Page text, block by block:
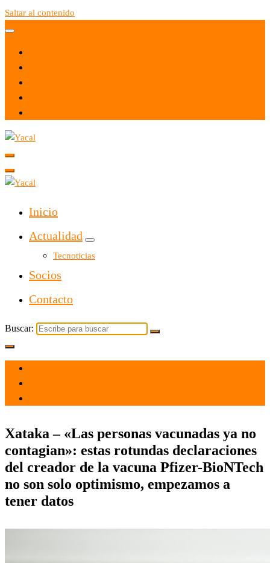
Saltar al contenido
Yacal micro hosting
Inicio
Actualidad
Tecnoticias
Socios
Contacto
Buscar:
Xataka – «Las personas vacunadas ya no
contagian»: estas rotundas declaraciones
del creador de la vacuna Pfizer-BioNTech
no son solo optimismo, empezamos a
tener datos